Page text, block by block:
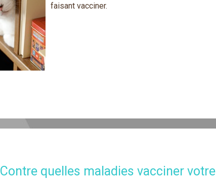
faisant vacciner.
Contre quelles maladies vacciner